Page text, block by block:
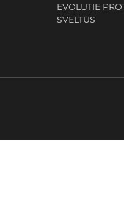
EVOLUTIE
SVELTUS